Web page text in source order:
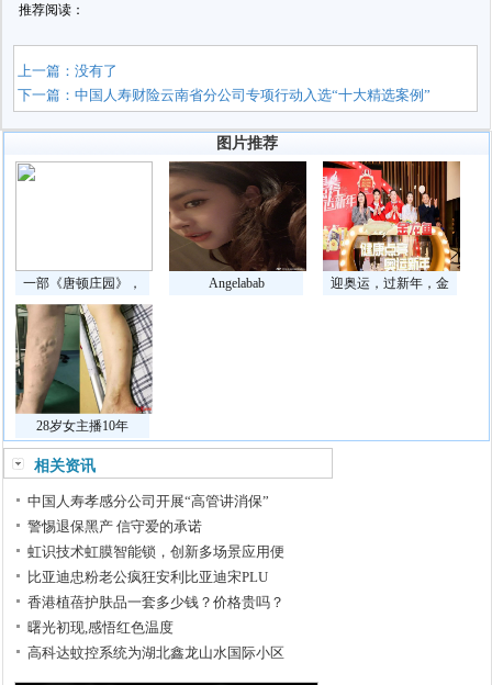
推荐阅读：
上一篇：没有了
下一篇：中国人寿财险云南省分公司专项行动入选“十大精选案例”
图片推荐
一部《唐顿庄园》， Angelabab 迎奥运，过新年，金
28岁女主播10年
相关资讯
中国人寿孝感分公司开展“高管讲消保”
警惕退保黑产 信守爱的承诺
虹识技术虹膜智能锁，创新多场景应用便
比亚迪忠粉老公疯狂安利比亚迪宋PLU
香港植蓓护肤品一套多少钱？价格贵吗？
曙光初现,感悟红色温度
高科达蚊控系统为湖北鑫龙山水国际小区